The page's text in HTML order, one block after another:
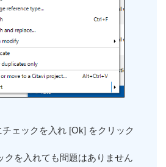
ェックを入れ [Ok] をクリック
を入れても問題はありません